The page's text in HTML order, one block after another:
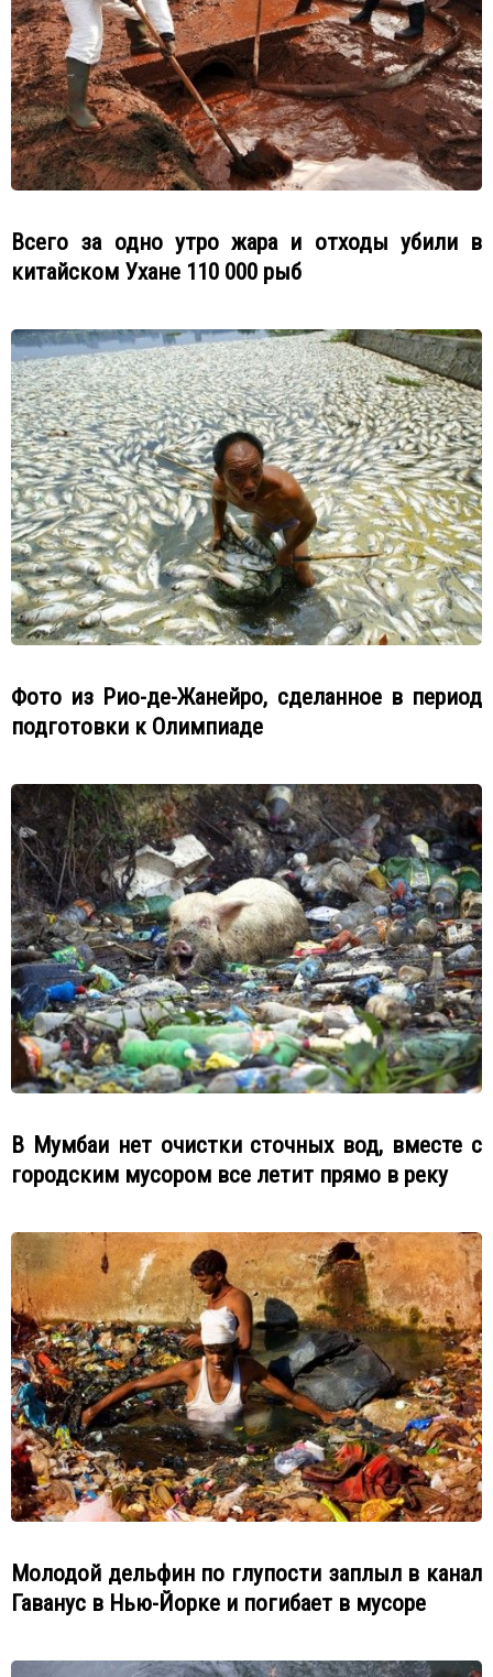
Всего за одно утро жара и отходы убили в
китайском Ухане 110 000 рыб
Фото из Рио-де-Жанейро, сделанное в период
подготовки к Олимпиаде
В Мумбаи нет очистки сточных вод, вместе с
городским мусором все летит прямо в реку
Молодой дельфин по глупости заплыл в канал
Гаванус в Нью-Йорке и погибает в мусоре